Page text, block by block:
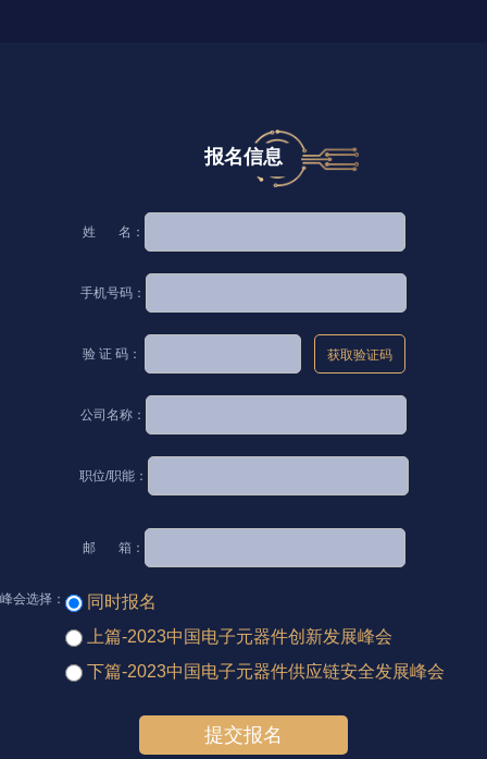
报名信息
姓 名：
手机号码：
验 证 码： 获取验证码
公司名称：
职位/职能：
邮 箱：
峰会选择：
同时报名
上篇-2023中国电子元器件创新发展峰会
下篇-2023中国电子元器件供应链安全发展峰会
提交报名